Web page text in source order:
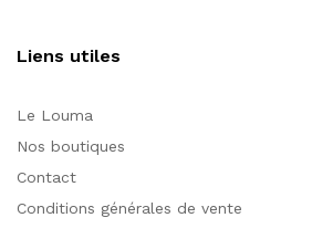
Liens utiles
Le Louma
Nos boutiques
Contact
Conditions générales de vente